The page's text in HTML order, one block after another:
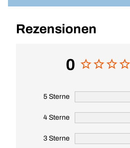
Rezensionen
0
5 Sterne
4 Sterne
3 Sterne